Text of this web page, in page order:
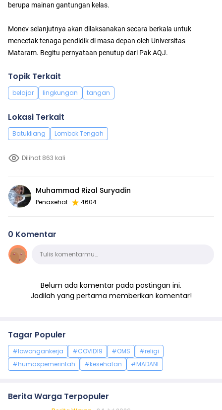
berupa mainan gantungan kelas.
Monev selanjutnya akan dilaksanakan secara berkala untuk
mencetak tenaga pendidik di masa depan oleh Universitas
Mataram. Begitu pernyataan penutup dari Pak AQJ.
Topik Terkait
belajar lingkungan tangan
Lokasi Terkait
Batukliang Lombok Tengah
Dilihat 863 kali
Muhammad Rizal Suryadin
Penasehat 4604
0 Komentar
KomentarTulis komentarmu…
Belum ada komentar pada postingan ini.
Jadilah yang pertama memberikan komentar!
Tagar Populer
#lowongankerja #COVID19 #OMS
#religi
#humaspemerintah
#kesehatan #MADANI
Berita Warga Terpopuler